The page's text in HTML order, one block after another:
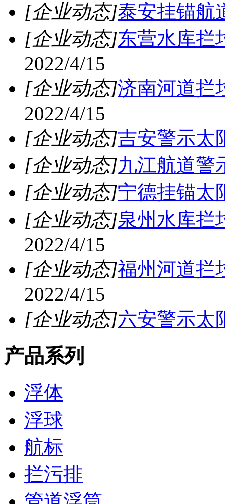
[企业动态]泰安挂锚航
[企业动态]东营水库拦
2022/4/15
[企业动态]济南河道拦
2022/4/15
[企业动态]吉安警示太
[企业动态]九江航道警
[企业动态]宁德挂锚太
[企业动态]泉州水库拦
2022/4/15
[企业动态]福州河道拦
2022/4/15
[企业动态]六安警示太
产品系列
浮体
浮球
航标
拦污排